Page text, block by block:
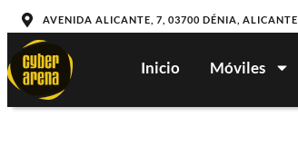
AVENIDA ALICANTE, 7, 03700 DÉNIA, ALICANTE
Inicio Móviles